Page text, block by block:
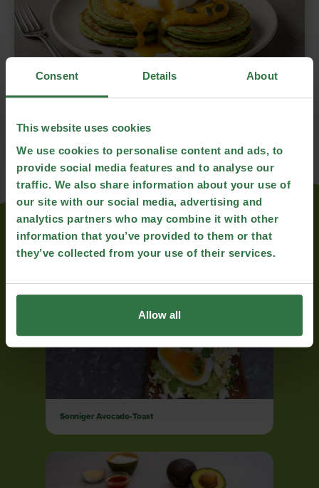
Consent Details About
This website uses cookies
We use cookies to personalise content and ads, to
provide social media features and to analyse our
traffic. We also share information about your use of
our site with our social media, advertising and
analytics partners who may combine it with other
information that you’ve provided to them or that
they’ve collected from your use of their services.
Allow all
More Recipes...
Sonniger Avocado-Toast